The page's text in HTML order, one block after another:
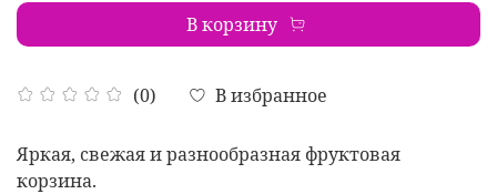
(0) В избранное
В корзину
Яркая, свежая и разнообразная фруктовая
корзина.